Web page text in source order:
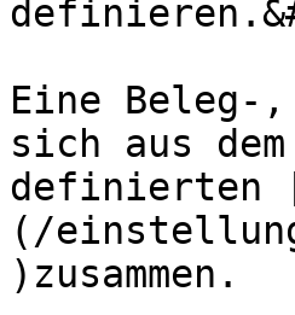
Eine Beleg-,
sich aus
definierten
(/
)zusammen.